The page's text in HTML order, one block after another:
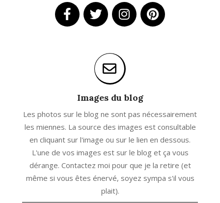
Images du blog
Les photos sur le blog ne sont pas nécessairement
les miennes. La source des images est consultable
en cliquant sur l'image ou sur le lien en dessous.
L'une de vos images est sur le blog et ça vous
dérange. Contactez moi pour que je la retire (et
même si vous êtes énervé, soyez sympa s'il vous
plait).